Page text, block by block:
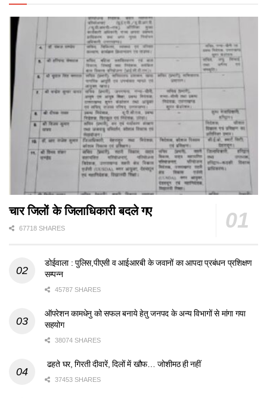
चार जिलों के जिलाधिकारी बदले गए
67718 SHARES
डोईवाला : पुलिस,पीएसी व आईआरबी के जवानों का आपदा प्रबंधन प्रशिक्षण
सम्पन्न
45787 SHARES
ऑपरेशन कामधेनु को सफल बनाये हेतु जनपद के अन्य विभागों से मांगा गया
सहयोग
38074 SHARES
ढहते घर, गिरती दीवारें, दिलों में खौफ… जोशीमठ ही नहीं
37453 SHARES